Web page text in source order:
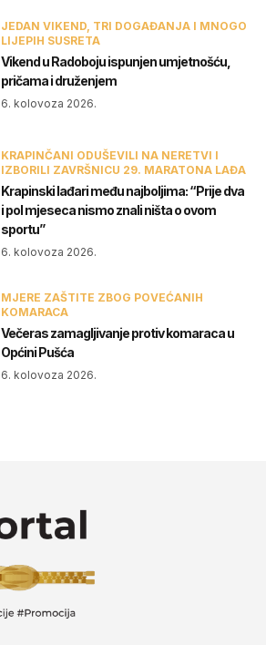
JEDAN VIKEND, TRI DOGAĐANJA I MNOGO
LIJEPIH SUSRETA
Vikend u Radoboju ispunjen umjetnošću,
pričama i druženjem
6. kolovoza 2026.
KRAPINČANI ODUŠEVILI NA NERETVI I
IZBORILI ZAVRŠNICU 29. MARATONA LAĐA
Krapinski lađari među najboljima: “Prije dva
i pol mjeseca nismo znali ništa o ovom
sportu”
6. kolovoza 2026.
MJERE ZAŠTITE ZBOG POVEĆANIH
KOMARACA
Večeras zamagljivanje protiv komaraca u
Općini Pušća
6. kolovoza 2026.